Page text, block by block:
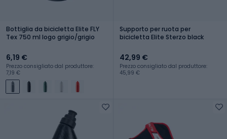
Bottiglia da bicicletta Elite FLY
Tex 750 ml logo grigio/grigio
6,19 €
Prezzo consigliato dal produttore:
7,19 €
Supporto per ruota per
bicicletta Elite Sterzo black
42,99 €
Prezzo consigliato dal produttore:
45,99 €